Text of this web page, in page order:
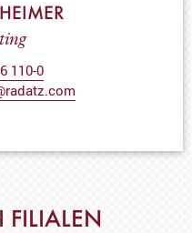
110-0
FILIALEN